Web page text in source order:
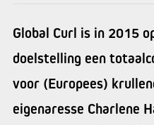
Global Curl is in 2015
doelstelling een
voor (Europees)
eigenaresse Charlene